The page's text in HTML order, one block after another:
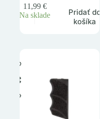
11,99 €
Na sklade
Pridať do
košíka